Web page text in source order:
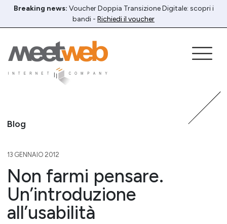
Breaking news: Voucher Doppia Transizione Digitale: scopri i
bandi - Richiedi il voucher
Blog
13 GENNAIO 2012
Non farmi pensare.
Un’introduzione
all’usabilità